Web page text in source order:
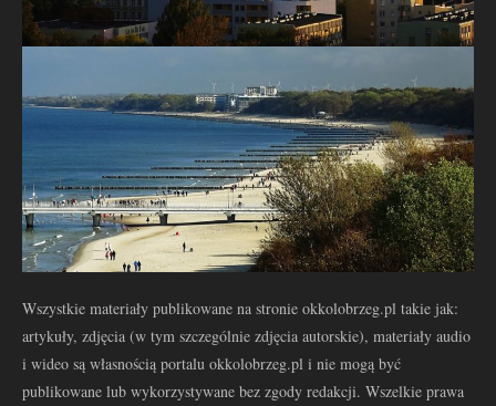
Wszystkie materiały publikowane na stronie okkolobrzeg.pl takie jak:
artykuły, zdjęcia (w tym szczególnie zdjęcia autorskie), materiały audio
i wideo są własnością portalu okkolobrzeg.pl i nie mogą być
publikowane lub wykorzystywane bez zgody redakcji. Wszelkie prawa